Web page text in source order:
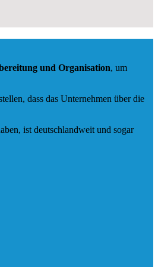
und Organisation, um
dass das Unternehmen über die
ist deutschlandweit und sogar